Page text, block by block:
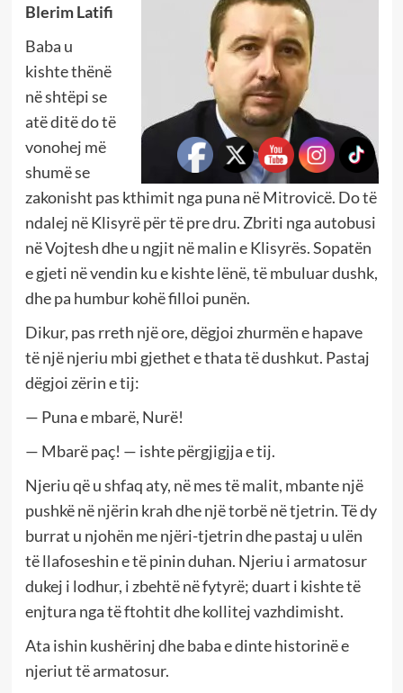
Blerim Latifi
Baba u
kishte thënë
në shtëpi se
atë ditë do të
vonohej më
shumë se
zakonisht pas kthimit nga puna në Mitrovicë. Do të
ndalej në Klisyrë për të pre dru. Zbriti nga autobusi
në Vojtesh dhe u ngjit në malin e Klisyrës. Sopatën
e gjeti në vendin ku e kishte lënë, të mbuluar dushk,
dhe pa humbur kohë filloi punën.
Dikur, pas rreth një ore, dëgjoi zhurmën e hapave
të një njeriu mbi gjethet e thata të dushkut. Pastaj
dëgjoi zërin e tij:
— Puna e mbarë, Nurë!
— Mbarë paç! — ishte përgjigjja e tij.
Njeriu që u shfaq aty, në mes të malit, mbante një
pushkë në njërin krah dhe një torbë në tjetrin. Të dy
burrat u njohën me njëri-tjetrin dhe pastaj u ulën
të llafoseshin e të pinin duhan. Njeriu i armatosur
dukej i lodhur, i zbehtë në fytyrë; duart i kishte të
enjtura nga të ftohtit dhe kollitej vazhdimisht.
Ata ishin kushërinj dhe baba e dinte historinë e
njeriut të armatosur.